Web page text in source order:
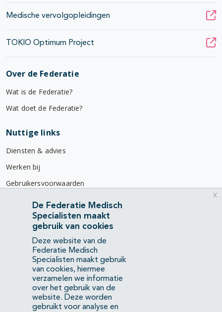
Medische vervolgopleidingen
TOKIO Optimum Project
Over de Federatie
Wat is de Federatie?
Wat doet de Federatie?
Nuttige links
Diensten & advies
Werken bij
Gebruikersvoorwaarden
Privacyverklaring
Contact
Mercatorlaan 1200
3528 BL Utrecht
(088) 505 34 34
info@richtlijnendatabase.nl
De Federatie Medisch
Specialisten maakt
gebruik van cookies
Deze website van de
Federatie Medisch
Specialisten maakt gebruik
van cookies, hiermee
verzamelen we informatie
over het gebruik van de
website. Deze worden
gebruikt voor analyse en
x